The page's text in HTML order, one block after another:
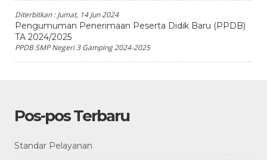
Diterbitkan :Jumat, 14 Jun 2024
Pengumuman Penerimaan Peserta Didik Baru (PPDB)
TA 2024/2025
PPDB SMP Negeri 3 Gamping 2024-2025
Pos-pos Terbaru
Standar Pelayanan